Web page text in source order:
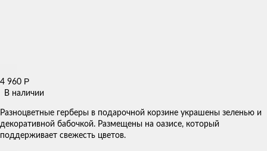
4 960 Р
В наличии
Разноцветные герберы в подарочной корзине украшены зеленью и
декоративной бабочкой. Размещены на оазисе, который
поддерживает свежесть цветов.